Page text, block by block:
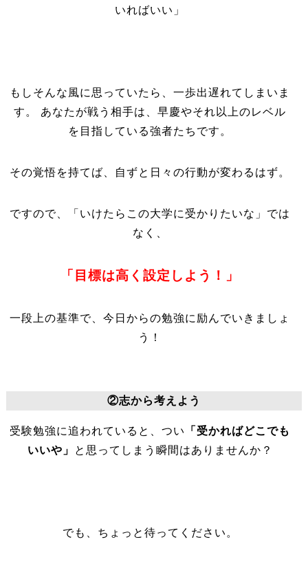
いればいい」
もしそんな風に思っていたら、一歩出遅れてしまいま
す。 あなたが戦う相手は、早慶やそれ以上のレベル
を目指している強者たちです。
その覚悟を持てば、自ずと日々の行動が変わるはず。
ですので、「いけたらこの大学に受かりたいな」では
なく、
「目標は高く設定しよう！」
一段上の基準で、今日からの勉強に励んでいきましょ
う！
②志から考えよう
受験勉強に追われていると、つい
「受かればどこでも
いいや」
と思ってしまう瞬間はありませんか？
でも、ちょっと待ってください。